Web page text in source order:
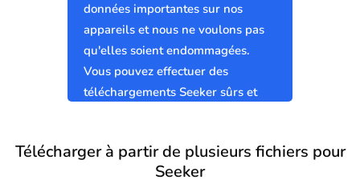
données importantes sur nos
appareils et nous ne voulons pas
qu'elles soient endommagées.
Vous pouvez effectuer des
téléchargements Seeker sûrs et
Télécharger à partir de plusieurs fichiers pour
Seeker